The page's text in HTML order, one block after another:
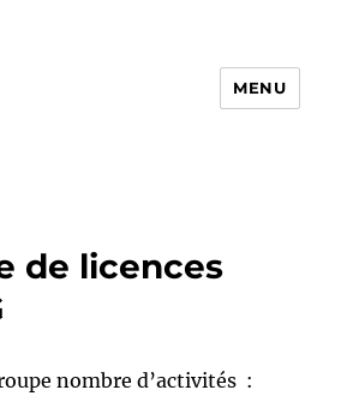
MENU
de licences
nombre d’activités :